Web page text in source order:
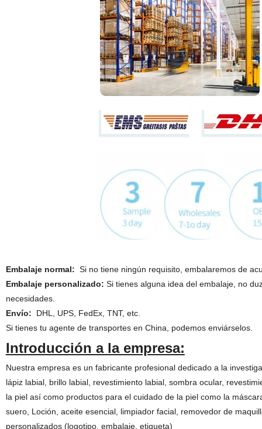
Embalaje normal: Si no tiene ningún requisito, embalaremos de
Embalaje personalizado: Si tienes alguna idea del embalaje, no
necesidades.
Envío:
DHL, UPS, FedEx, TNT, etc.
Si tienes tu agente de transportes en China, podemos enviárselos.
Introducción a la empresa:
Nuestra empresa es un fabricante profesional dedicado a la
lápiz labial, brillo labial, revestimiento labial, sombra ocular,
la piel así como productos para el cuidado de la piel como la
suero, Loción, aceite esencial, limpiador facial, removedor de
personalizados (logotipo, embalaje, etiqueta)